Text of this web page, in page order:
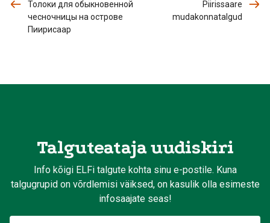
Толоки для обыкновенной
чесночницы на острове
Пиирисаар
Piirissaare
mudakonnatalgud
Talguteataja uudiskiri
Info kõigi ELFi talgute kohta sinu e-postile. Kuna
talgugrupid on võrdlemisi väiksed, on kasulik olla esimeste
infosaajate seas!